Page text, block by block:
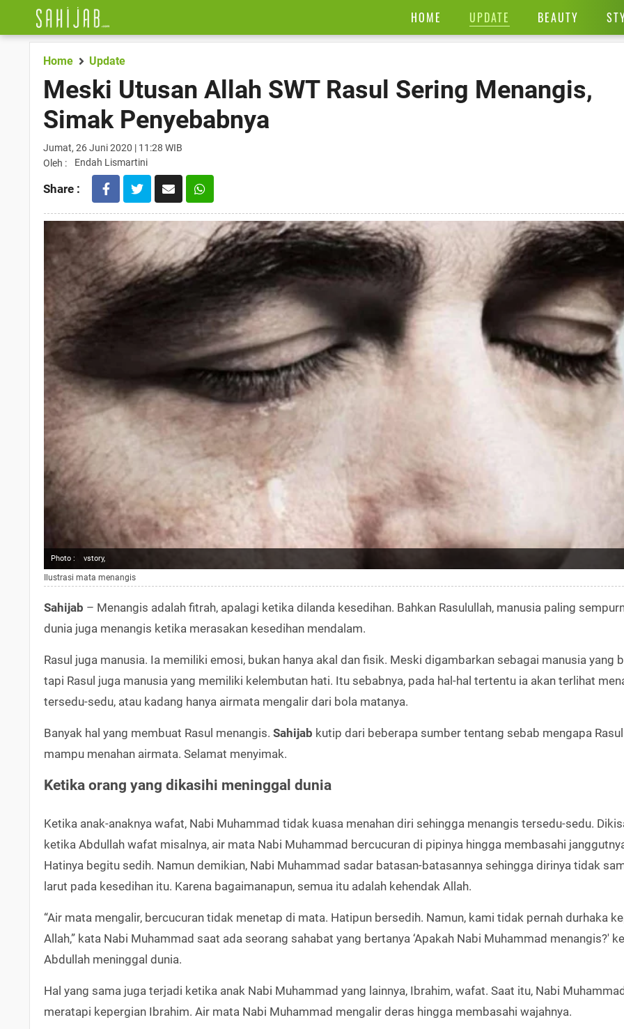
HOME UPDATE BEAUTY
Home Update
Meski Utusan Allah SWT Rasul Sering Menangis,
Simak Penyebabnya
Jumat, 26 Juni 2020 | 11:28 WIB
Oleh :
Endah Lismartini
Share :
Photo : vstory,
Ilustrasi mata menangis
Sahijab – Menangis adalah fitrah, apalagi ketika dilanda kesedihan. Bahkan Rasulullah, manusia paling
dunia juga menangis ketika merasakan kesedihan mendalam.
Rasul juga manusia. Ia memiliki emosi, bukan hanya akal dan fisik. Meski digambarkan sebagai manusia yang
tapi Rasul juga manusia yang memiliki kelembutan hati. Itu sebabnya, pada hal-hal tertentu ia akan terlihat
tersedu-sedu, atau kadang hanya airmata mengalir dari bola matanya.
Banyak hal yang membuat Rasul menangis. Sahijab kutip dari beberapa sumber tentang sebab mengapa
mampu menahan airmata. Selamat menyimak.
Ketika orang yang dikasihi meninggal dunia
Ketika anak-anaknya wafat, Nabi Muhammad tidak kuasa menahan diri sehingga menangis tersedu-sedu.
ketika Abdullah wafat misalnya, air mata Nabi Muhammad bercucuran di pipinya hingga membasahi
Hatinya begitu sedih. Namun demikian, Nabi Muhammad sadar batasan-batasannya sehingga dirinya tidak
larut pada kesedihan itu. Karena bagaimanapun, semua itu adalah kehendak Allah.
“Air mata mengalir, bercucuran tidak menetap di mata. Hatipun bersedih. Namun, kami tidak pernah durhaka
Allah,” kata Nabi Muhammad saat ada seorang sahabat yang bertanya ‘Apakah Nabi Muhammad menangis?'
Abdullah meninggal dunia.
Hal yang sama juga terjadi ketika anak Nabi Muhammad yang lainnya, Ibrahim, wafat. Saat itu, Nabi
meratapi kepergian Ibrahim. Air mata Nabi Muhammad mengalir deras hingga membasahi wajahnya.